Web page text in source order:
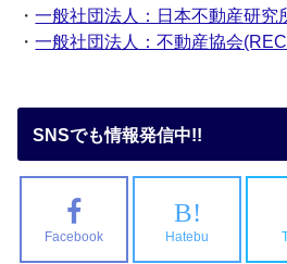
・一般社団法人：日本不動産研究
・一般社団法人：不動産協会
SNSでも情報発信中!!
Facebook
B!
Hatebu